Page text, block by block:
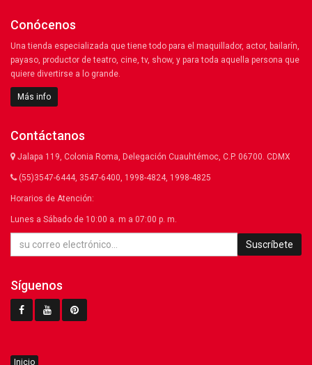
Conócenos
Una tienda especializada que tiene todo para el maquillador, actor, bailarín,
payaso, productor de teatro, cine, tv, show, y para toda aquella persona que
quiere divertirse a lo grande.
Más info
Contáctanos
Jalapa 119, Colonia Roma, Delegación Cuauhtémoc, C.P. 06700. CDMX
(55)3547-6444, 3547-6400, 1998-4824, 1998-4825
Horarios de Atención:
Lunes a Sábado de 10:00 a. m a 07:00 p. m.
Suscríbete
Síguenos
Inicio